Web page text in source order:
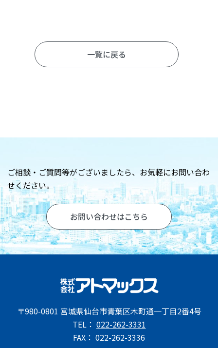
一覧に戻る
お問い合わせ
ご相談・ご質問等がございましたら、 お気軽にお問い合わ
せください。
お問い合わせはこちら
〒980-0801 宮城県仙台市青葉区木町通一丁目2番4号
TEL： 022-262-3331
FAX： 022-262-3336